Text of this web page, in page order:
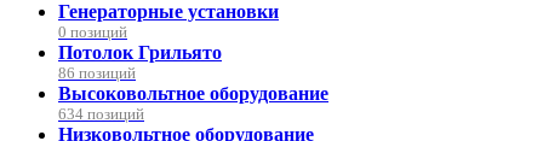
Генераторные установки
0 позиций
Потолок Грильято
86 позиций
Высоковольтное оборудование
634 позиций
Низковольтное оборудование